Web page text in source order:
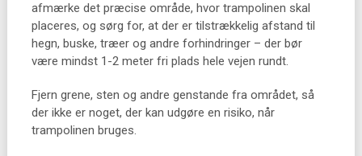
afmærke det præcise område, hvor trampolinen skal
placeres, og sørg for, at der er tilstrækkelig afstand til
hegn, buske, træer og andre forhindringer – der bør
være mindst 1-2 meter fri plads hele vejen rundt.
Fjern grene, sten og andre genstande fra området, så
der ikke er noget, der kan udgøre en risiko, når
trampolinen bruges.